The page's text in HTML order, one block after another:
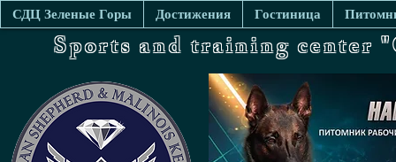
СДЦ Зеленые Горы Достижения Гостиница
Sports and training center